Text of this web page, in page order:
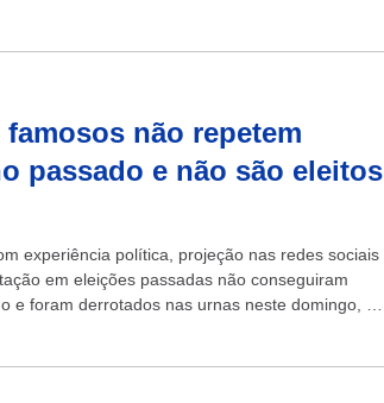
não repetem
passado e não são eleitos
experiência política, projeção nas redes sociais
em eleições passadas não conseguiram
e foram derrotados nas urnas neste domingo, 2.